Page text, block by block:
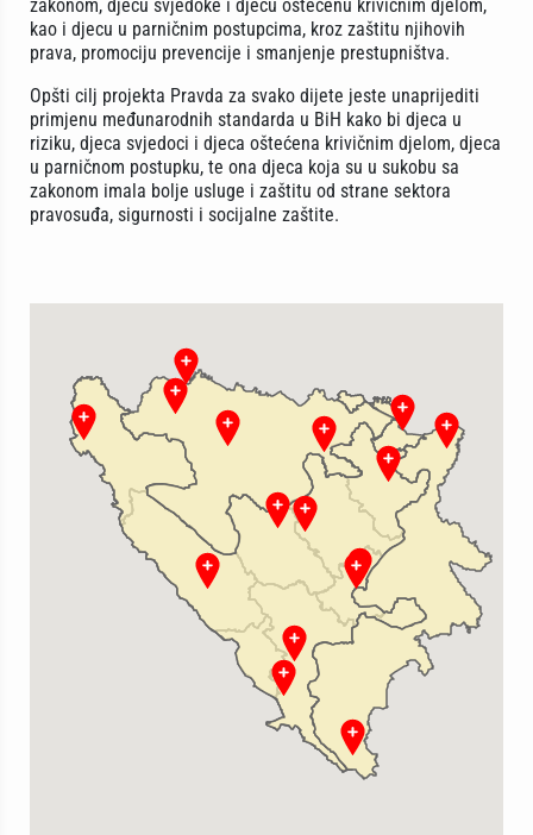
zakonom, djecu svjedoke i djecu oštećenu krivičnim djelom,
kao i djecu u parničnim postupcima, kroz zaštitu njihovih
prava, promociju prevencije i smanjenje prestupništva.
Opšti cilj projekta Pravda za svako dijete jeste unaprijediti
primjenu međunarodnih standarda u BiH kako bi djeca u
riziku, djeca svjedoci i djeca oštećena krivičnim djelom, djeca
u parničnom postupku, te ona djeca koja su u sukobu sa
zakonom imala bolje usluge i zaštitu od strane sektora
pravosuđa, sigurnosti i socijalne zaštite.